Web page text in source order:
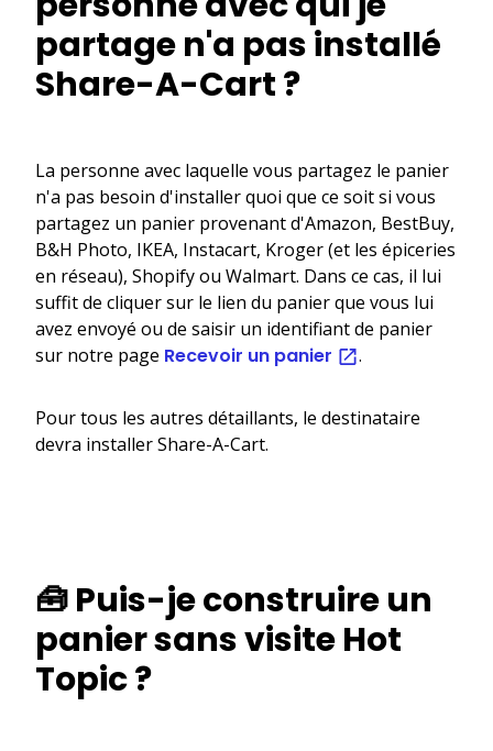
partage n'a pas installé
Share-A-Cart ?
La personne avec laquelle vous partagez le panier
n'a pas besoin d'installer quoi que ce soit si vous
partagez un panier provenant d'Amazon, BestBuy,
B&H Photo, IKEA, Instacart, Kroger (et les épiceries
en réseau), Shopify ou Walmart. Dans ce cas, il lui
suffit de cliquer sur le lien du panier que vous lui
avez envoyé ou de saisir un identifiant de panier
sur notre page Recevoir un panier .
Pour tous les autres détaillants, le destinataire
devra installer Share-A-Cart.
🧰 Puis-je construire un
panier sans visite Hot
Topic ?